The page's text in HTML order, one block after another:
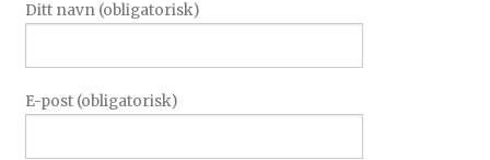
Ditt navn (obligatorisk)
E-post (obligatorisk)